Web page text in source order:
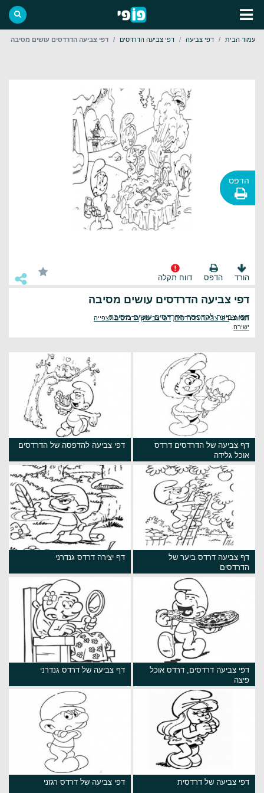
עמוד הבית דפי צביעה דפי צביעה הדרדסים דפי צביעה הדרדסים עושים מסיבה
הדפס
הורד הדפס דווח תקלה
דפי צביעה הדרדסים עושים מסיבה
דפי צביעה להדפסה הדרדסים עושים מסיבה
תגיות: דפי צביעה הדרדסים, דפי צביעה,הדרדסים לצפייה
ישירה
דף צביעה של הדרדסים דרדס
אוכל גלידה
דפי צביעה להדפסה של הדרדסים
דף צביעה דרדס ביער של
הדרדסים
דף יצירה דרדס גנדרני
דפי צביעה דרדסים, דרדס אוכל
פיצה
דף צביעה של דרדס גנדרני
דפי צביעה של דרדסית דפי צביעה של דרדס רגזני